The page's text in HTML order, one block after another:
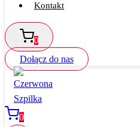
Kontakt
0
Dołącz do nas
0